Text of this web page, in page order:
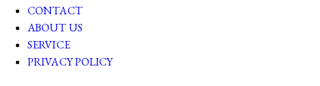
CONTACT
ABOUT US
SERVICE
PRIVACY POLICY